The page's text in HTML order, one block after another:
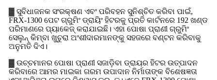
▓ ସୁବିଧାଜନକ ସଂରକ୍ଷଣ ଏବଂ ପରିବହନ ସୁନିଶ୍ଚିତ କରିବା ପାଇଁ,
FRX-1300 ପେଟ ଗ୍ରୁମିଂ ଡ୍ରାୟିଂ ହିଟରକୁ ପ୍ରତି କାର୍ଟନରେ 192 ଖଣ୍ଡ
ପରିମାଣରେ ପ୍ୟାକେଜ୍ କରାଯାଇଛି। ଏହା ପୋଷା ପ୍ରାଣୀ ଗ୍ରୁମିଂ
ସେଲୁନ୍ କିମ୍ବା ଖୁଚୁରା ଅଂଶୀଦାରମାନଙ୍କୁ ସହଜରେ ବଣ୍ଟନ କରିବାକୁ
ଅନୁମତି ଦିଏ।
▓ ଉଚ୍ଚମାନର ପୋଷା ପ୍ରାଣୀ ସଜାଡ଼ିବା ଡ୍ରାୟର ହିଟର ଉତ୍ପାଦନ
କରିବାରେ ଆମର ମାଇକା ଗରମ ଉପାଦାନ ନିର୍ମାତାଙ୍କ ବିଶେଷଜ୍ଞତା